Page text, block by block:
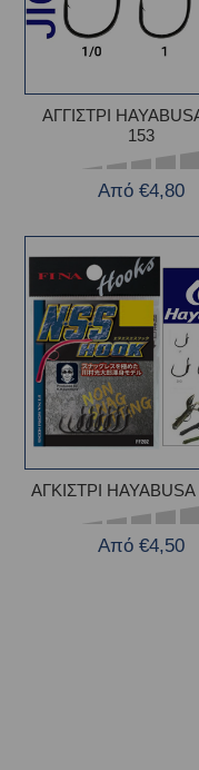
ΑΓΓΙΣΤΡΙ
153
Από €4,80
ΑΓΚΙΣΤΡΙ HAYABUSA
Από €4,50